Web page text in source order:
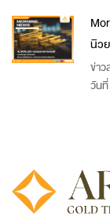
นิว
ข่าว
วัน